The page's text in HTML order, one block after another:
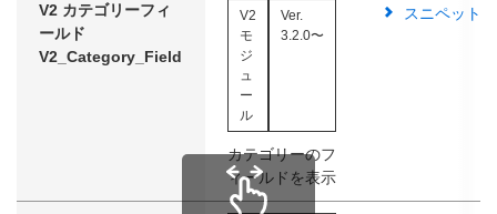
V2 カテゴリーフィ
ールド
V2_Category_Field
V2
モ
ジ
ュ
ー
ル
Ver.
3.2.0〜
カテゴリーのフ
ィールドを表示
スニペット